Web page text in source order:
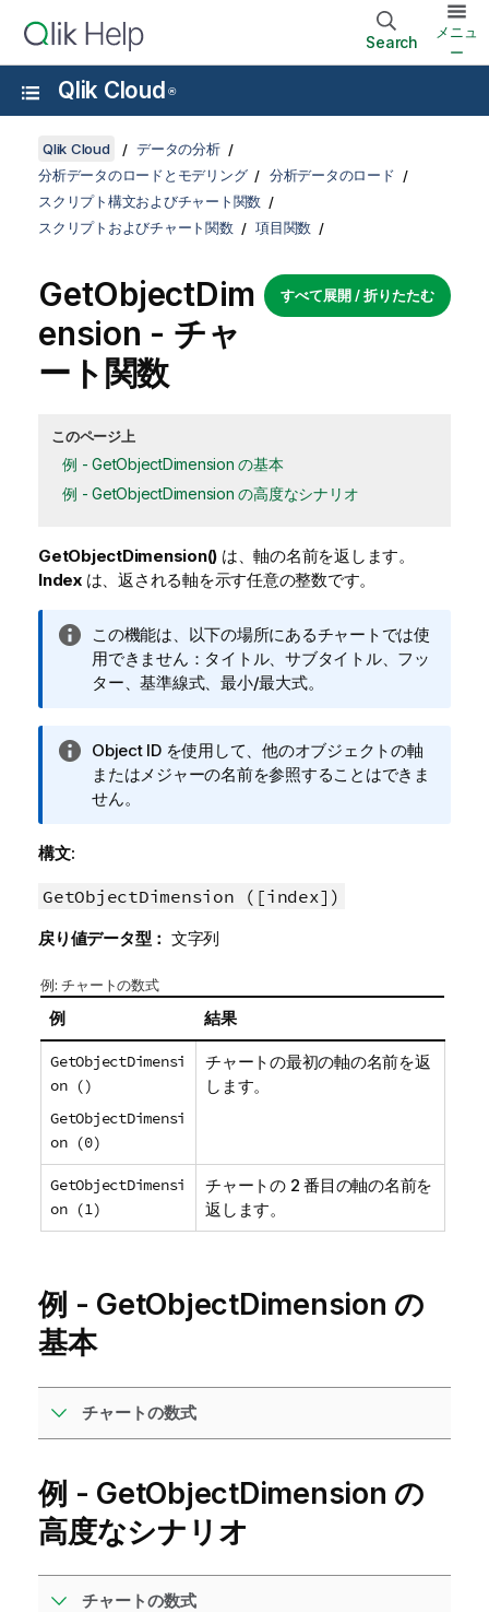
Search
メニュ
ー
Qlik Cloud ®
Qlik Cloud
データの分析
分析データのロードとモデリング
分析データのロード
スクリプト構文およびチャート関数
スクリプトおよびチャート関数
項目関数
すべて展開 / 折りたたむ
GetObjectDim
ension - チャ
ート関数
このページ上
例 - GetObjectDimension の基本
例 - GetObjectDimension の高度なシナリオ
GetObjectDimension() は、軸の名前を返します。
Indexは、返される軸を示す任意の整数です。
情
報
メ
この機能は、以下の場所にあるチャートでは使
用できません：タイトル、サブタイトル、フッ
ター、基準線式、最小/最大式。
情
報
メ
Object IDを使用して、他のオブジェクトの軸
またはメジャーの名前を参照することはできま
せん。
構文:
GetObjectDimension ([index])
戻り値データ型： 文字列
例: チャートの数式
例 結果
GetObjectDimensi
on ()
GetObjectDimensi
on (0)
チャートの最初の軸の名前を返
します。
GetObjectDimensi
on (1)
チャートの 2 番目の軸の名前を
返します。
例 - GetObjectDimension の
基本
チャートの数式
例 - GetObjectDimension の
高度なシナリオ
チャートの数式